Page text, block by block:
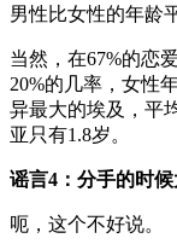
男性比女性的年龄
当然，在67%的恋
20%的几率，女性
异最大的埃及，平
亚只有1.8岁。
谣言4：分手的时
呃，这个不好说。